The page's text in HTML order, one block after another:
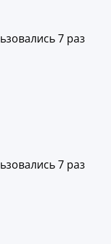
7 раз
7 раз